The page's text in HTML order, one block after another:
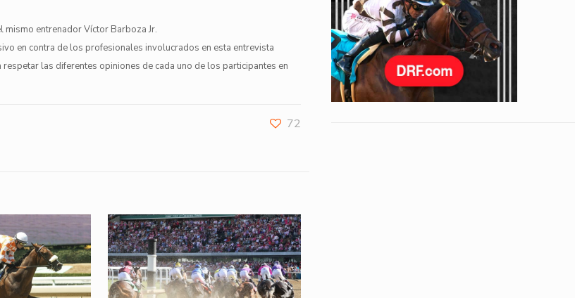
mismo entrenador Víctor Barboza Jr.
en contra de los profesionales involucrados en esta entrevista
las diferentes opiniones de cada uno de los participantes en
72